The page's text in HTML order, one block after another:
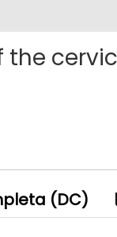
(DC)